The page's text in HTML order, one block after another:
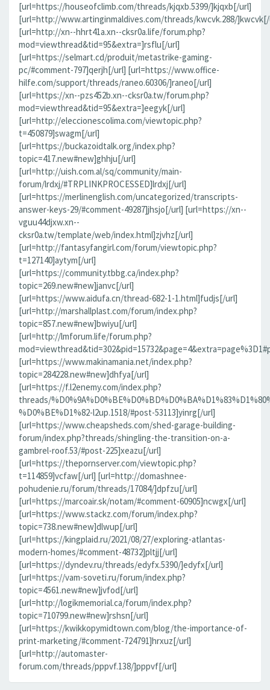
[url=https://houseofclimb.com/threads/kjqxb.5399/]kjqxb[/url]
[url=http://www.artinginmaldives.com/threads/kwcvk.288/
[url=http://xn--hhrt41a.xn--cksr0a.life/forum.php?
mod=viewthread&tid=95&extra=]rsflu[/url]
[url=https://selmart.cd/produit/metastrike-gaming-
pc/#comment-797]qerjh[/url] [url=https://www.office-
hilfe.com/support/threads/raneo.60306/]raneo[/url]
[url=https://xn--pzs452b.xn--cksr0a.tw/forum.php?
mod=viewthread&tid=95&extra=]eegyk[/url]
[url=http://eleccionescolima.com/viewtopic.php?
t=450879]swagm[/url]
[url=https://buckazoidtalk.org/index.php?
topic=417.new#new]ghhju[/url]
[url=http://uish.com.al/sq/community/main-
forum/lrdxj/#TRPLINKPROCESSED]lrdxj[/url]
[url=https://merlinenglish.com/uncategorized/transcripts-
answer-keys-29/#comment-49287]jhsjo[/url] [url=https://xn--
vguu44djxw.xn--
cksr0a.tw/template/web/index.html]zjvhz[/url]
[url=http://fantasyfangirl.com/forum/viewtopic.php?
t=127140]aytym[/url]
[url=https://community.tbbg.ca/index.php?
topic=269.new#new]janvc[/url]
[url=https://www.aidufa.cn/thread-682-1-1.html]fudjs[/url]
[url=http://marshallplast.com/forum/index.php?
topic=857.new#new]bwiyu[/url]
[url=http://lmforum.life/forum.php?
[url=https://www.makinamania.net/index.php?
topic=284228.new#new]dhfya[/url]
[url=https://f.l2enemy.com/index.php?
threads/
%D0%BE%D1%82-l2up.1518/#post-53113]yinrg[/url]
[url=https://www.cheapsheds.com/shed-garage-building-
forum/index.php?threads/shingling-the-transition-on-a-
gambrel-roof.53/#post-225]xeazu[/url]
[url=https://thepornserver.com/viewtopic.php?
t=114859]vcfaw[/url] [url=http://domashnee-
pohudenie.ru/forum/threads/17084/]dpfzu[/url]
[url=https://marcoair.sk/notam/#comment-60905]ncwgx[/url]
[url=https://www.stackz.com/forum/index.php?
topic=738.new#new]dlwup[/url]
[url=https://kingplaid.ru/2021/08/27/exploring-atlantas-
modern-homes/#comment-48732]pltjj[/url]
[url=https://dyndev.ru/threads/edyfx.5390/]edyfx[/url]
[url=https://vam-soveti.ru/forum/index.php?
topic=4561.new#new]jvfod[/url]
[url=http://logikmemorial.ca/forum/index.php?
topic=710799.new#new]rshsn[/url]
[url=https://kwikkopymidtown.com/blog/the-importance-of-
print-marketing/#comment-724791]hrxuz[/url]
[url=http://automaster-
forum.com/threads/pppvf.138/]pppvf[/url]